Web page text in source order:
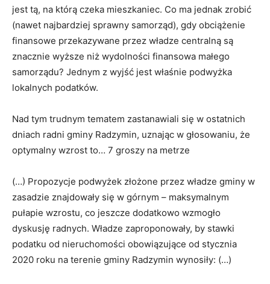
jest tą, na którą czeka mieszkaniec. Co ma jednak zrobić
(nawet najbardziej sprawny samorząd), gdy obciążenie
finansowe przekazywane przez władze centralną są
znacznie wyższe niż wydolności finansowa małego
samorządu? Jednym z wyjść jest właśnie podwyżka
lokalnych podatków.
Nad tym trudnym tematem zastanawiali się w ostatnich
dniach radni gminy Radzymin, uznając w głosowaniu, że
optymalny wzrost to… 7 groszy na metrze
(…) Propozycje podwyżek złożone przez władze gminy w
zasadzie znajdowały się w górnym – maksymalnym
pułapie wzrostu, co jeszcze dodatkowo wzmogło
dyskusję radnych. Władze zaproponowały, by stawki
podatku od nieruchomości obowiązujące od stycznia
2020 roku na terenie gminy Radzymin wynosiły: (…)